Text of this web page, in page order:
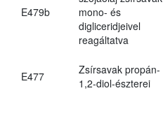
E479b
mono- és
digliceridjeivel
reagáltatva
E477
Zsírsavak propán-
1,2-diol-észterei